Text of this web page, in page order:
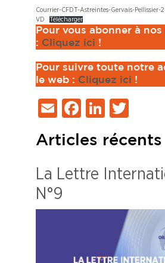
Courrier-CFDT-Astreintes-Gervais-Pellissier-
VD
Télécharger
Pour vous abonner à
: Cliquez ici !
Pour suivre toute notre
le web : Cliquez ici !
EmailFacebook
LinkedIn
Articles récents
La Lettre
N°9